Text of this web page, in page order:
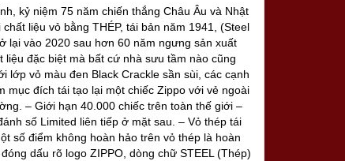
kỷ niệm 75 năm chiến thắng Châu Âu và Nhật
liệu vỏ bằng THÉP, tái bản năm 1941, (Steel
lại vào 2020 sau hơn 60 năm ngưng sản xuất
đặc biệt mà bất cứ nhà sưu tầm nào cũng
lớp vỏ màu đen Black Crackle sần sùi, các cạnh
mục đích tái tạo lại một chiếc Zippo với vẻ ngoài
– Giới hạn 40.000 chiếc trên toàn thế giới –
số Limited liên tiếp ở mặt sau. – Vỏ thép tái
số điểm không hoàn hảo trên vỏ thép là hoàn
dấu rõ logo ZIPPO, dòng chữ STEEL (Thép)